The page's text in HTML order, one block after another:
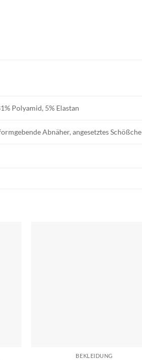
Polyamid, 5% Elastan
Abnäher, angesetztes
BEKLEIDUNG